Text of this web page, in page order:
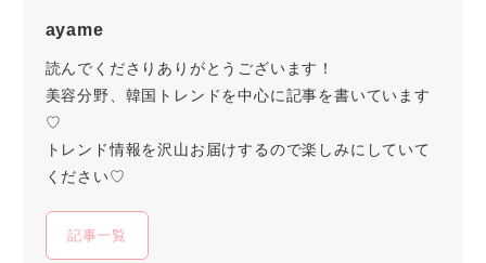
ayame
読んでくださりありがとうございます！
美容分野、韓国トレンドを中心に記事を書いています
♡
トレンド情報を沢山お届けするので楽しみにしていて
ください♡
記事一覧